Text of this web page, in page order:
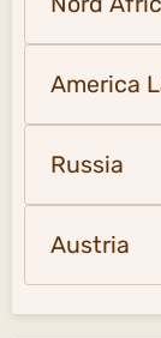
America
Russia
Austria